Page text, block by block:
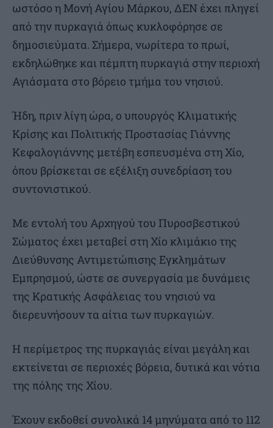
ωστόσο η Μονή Αγίου Μάρκου, ΔΕΝ έχει πληγεί
από την πυρκαγιά όπως κυκλοφόρησε σε
δημοσιεύματα. Σήμερα, νωρίτερα το πρωί,
εκδηλώθηκε και πέμπτη πυρκαγιά στην περιοχή
Αγιάσματα στο βόρειο τμήμα του νησιού.
Ήδη, πριν λίγη ώρα, ο υπουργός Κλιματικής
Κρίσης και Πολιτικής Προστασίας Γιάννης
Κεφαλογιάννης μετέβη εσπευσμένα στη Χίο,
όπου βρίσκεται σε εξέλιξη συνεδρίαση του
συντονιστικού.
Με εντολή του Αρχηγού του Πυροσβεστικού
Σώματος έχει μεταβεί στη Χίο κλιμάκιο της
Διεύθυνσης Αντιμετώπισης Εγκλημάτων
Εμπρησμού, ώστε σε συνεργασία με δυνάμεις
της Κρατικής Ασφάλειας του νησιού να
διερευνήσουν τα αίτια των πυρκαγιών.
Η περίμετρος της πυρκαγιάς είναι μεγάλη και
εκτείνεται σε περιοχές βόρεια, δυτικά και νότια
της πόλης της Χίου.
Έχουν εκδοθεί συνολικά 14 μηνύματα από το 112